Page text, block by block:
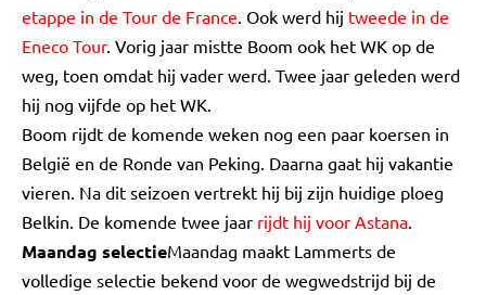
etappe in de Tour de France. Ook werd hij tweede in de
Eneco Tour. Vorig jaar mistte Boom ook het WK op de
weg, toen omdat hij vader werd. Twee jaar geleden werd
hij nog vijfde op het WK.
Boom rijdt de komende weken nog een paar koersen in
België en de Ronde van Peking. Daarna gaat hij vakantie
vieren. Na dit seizoen vertrekt hij bij zijn huidige ploeg
Belkin. De komende twee jaar rijdt hij voor Astana.
Maandag selectieMaandag maakt Lammerts de
volledige selectie bekend voor de wegwedstrijd bij de